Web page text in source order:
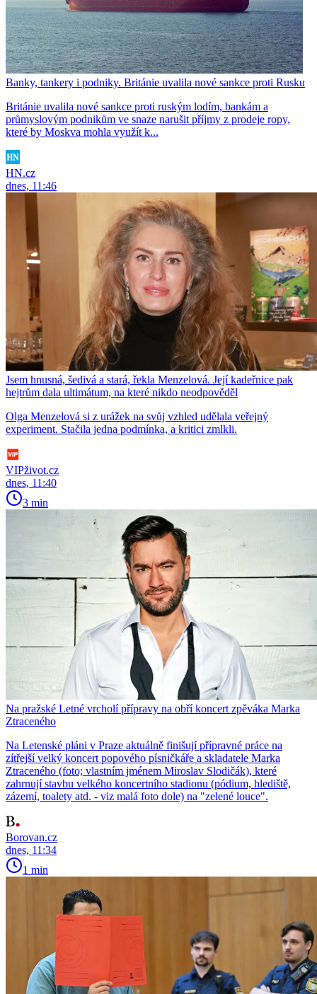
Banky, tankery i podniky. Británie uvalila nové sankce proti Rusku
Británie uvalila nové sankce proti ruským lodím, bankám a
průmyslovým podnikům ve snaze narušit příjmy z prodeje ropy,
které by Moskva mohla využít k...
HN.cz
dnes, 11:46
Jsem hnusná, šedivá a stará, řekla Menzelová. Její kadeřnice pak
hejtrům dala ultimátum, na které nikdo neodpověděl
Olga Menzelová si z urážek na svůj vzhled udělala veřejný
experiment. Stačila jedna podmínka, a kritici zmlkli.
VIPživot.cz
dnes, 11:40
3 min
Na pražské Letné vrcholí přípravy na obří koncert zpěváka Marka
Ztraceného
Na Letenské pláni v Praze aktuálně finišují přípravné práce na
zítřejší velký koncert popového písničkáře a skladatele Marka
Ztraceného (foto; vlastním jménem Miroslav Slodičák), které
zahrnují stavbu velkého koncertního stadionu (pódium, hlediště,
zázemí, toalety atd. - viz malá foto dole) na "zelené louce".
Borovan.cz
dnes, 11:34
1 min